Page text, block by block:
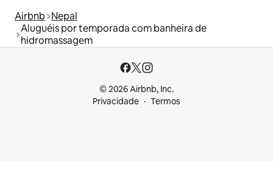
Airbnb Nepal
Aluguéis por temporada com banheira de
hidromassagem
© 2026 Airbnb, Inc.
Privacidade
Termos